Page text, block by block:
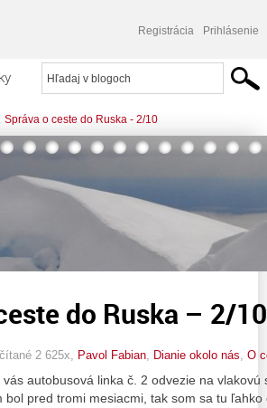
Registrácia Prihlásenie
Správa o ceste do Ruska - 2/10
do Ruska – 2/10
2 625x, Pavol Fabian Dianie okolo nás O
autobusová linka č. 2 odvezie na vlakovú
bol pred tromi mesiacmi, tak som sa tu